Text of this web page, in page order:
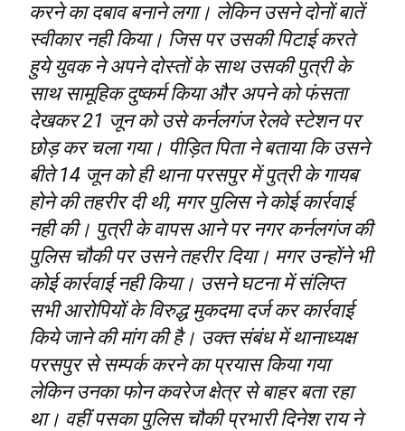
करने का दबाव बनाने लगा। लेकिन उसने दोनों बातें
स्वीकार नही किया। जिस पर उसकी पिटाई करते
हुये युवक ने अपने दोस्तों के साथ उसकी पुत्री के
साथ सामूहिक दुष्कर्म किया और अपने को फंसता
देखकर 21 जून को उसे कर्नलगंज रेलवे स्टेशन पर
छोड़ कर चला गया। पीड़ित पिता ने बताया कि उसने
बीते 14 जून को ही थाना परसपुर में पुत्री के गायब
होने की तहरीर दी थी, मगर पुलिस ने कोई कार्रवाई
नही की। पुत्री के वापस आने पर नगर कर्नलगंज की
पुलिस चौकी पर उसने तहरीर दिया। मगर उन्होंने भी
कोई कार्रवाई नही किया। उसने घटना में संलिप्त
सभी आरोपियों के विरुद्ध मुकदमा दर्ज कर कार्रवाई
किये जाने की मांग की है। उक्त संबंध में थानाध्यक्ष
परसपुर से सम्पर्क करने का प्रयास किया गया
लेकिन उनका फोन कवरेज क्षेत्र से बाहर बता रहा
था। वहीं पसका पुलिस चौकी प्रभारी दिनेश राय ने